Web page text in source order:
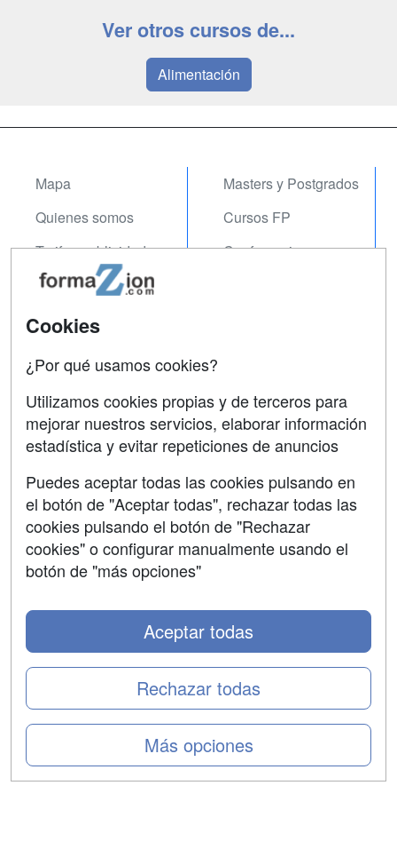
Ver otros cursos de...
Alimentación
Mapa
Quienes somos
Tarifas publicidad
Acceso Usuarios
Acceso Centros
Masters y Postgrados
Cursos FP
Conferencias
Contactar
Confidencialidad
Aviso legal
Copyleft
Cookies
¿Por qué usamos cookies?
Utilizamos cookies propias y de terceros para
mejorar nuestros servicios, elaborar información
estadística y evitar repeticiones de anuncios
Puedes aceptar todas las cookies pulsando en
el botón de "Aceptar todas", rechazar todas las
cookies pulsando el botón de "Rechazar
cookies" o configurar manualmente usando el
botón de "más opciones"
Más opciones
Rechazar todas
Aceptar todas